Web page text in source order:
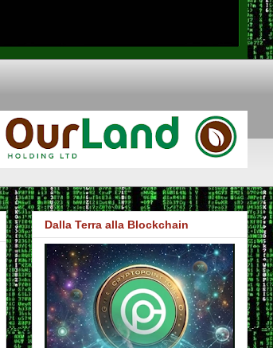
Dalla Terra alla Blockchain